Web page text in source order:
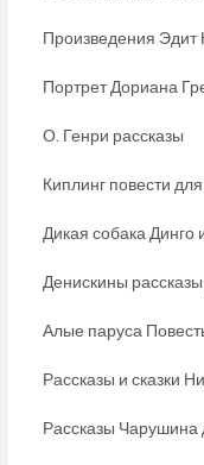
Произведения Эдит
Портрет Дориана
О. Генри рассказы
Киплинг повести
Дикая собака Динго
Денискины рассказы
Алые паруса
Рассказы и сказки
Рассказы Чарушина